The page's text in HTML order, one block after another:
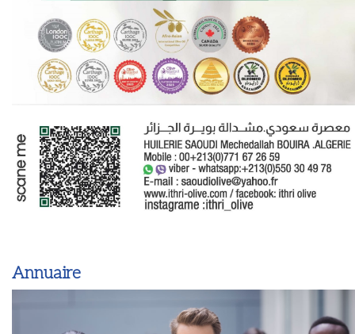
Annuaire